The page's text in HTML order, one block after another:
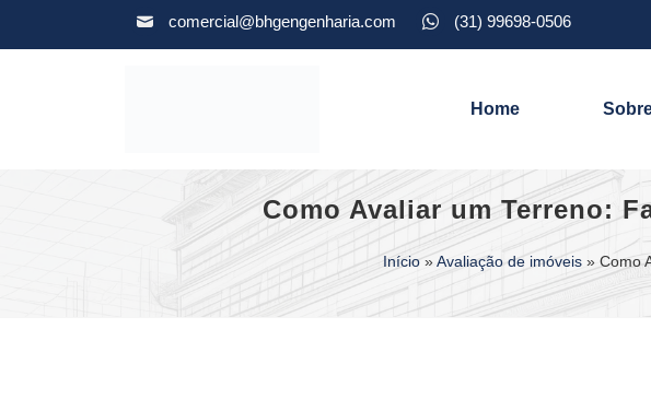
comercial@bhgengenharia.com (31) 99698-0506
Home
Como Avaliar um Terreno:
Início»Avaliação de imóveis » Como